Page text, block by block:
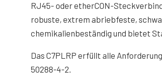
RJ45- oder etherCON-
robuste, extrem abriebfeste,
chemikalienbeständig und bietet
Das C7PLRP erfüllt alle
50288-4-2.